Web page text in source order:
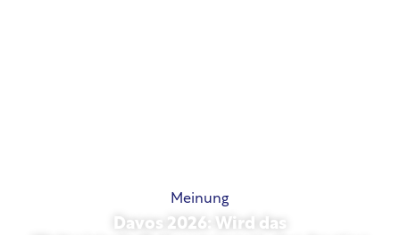
Meinung
Davos 2026: Wird das